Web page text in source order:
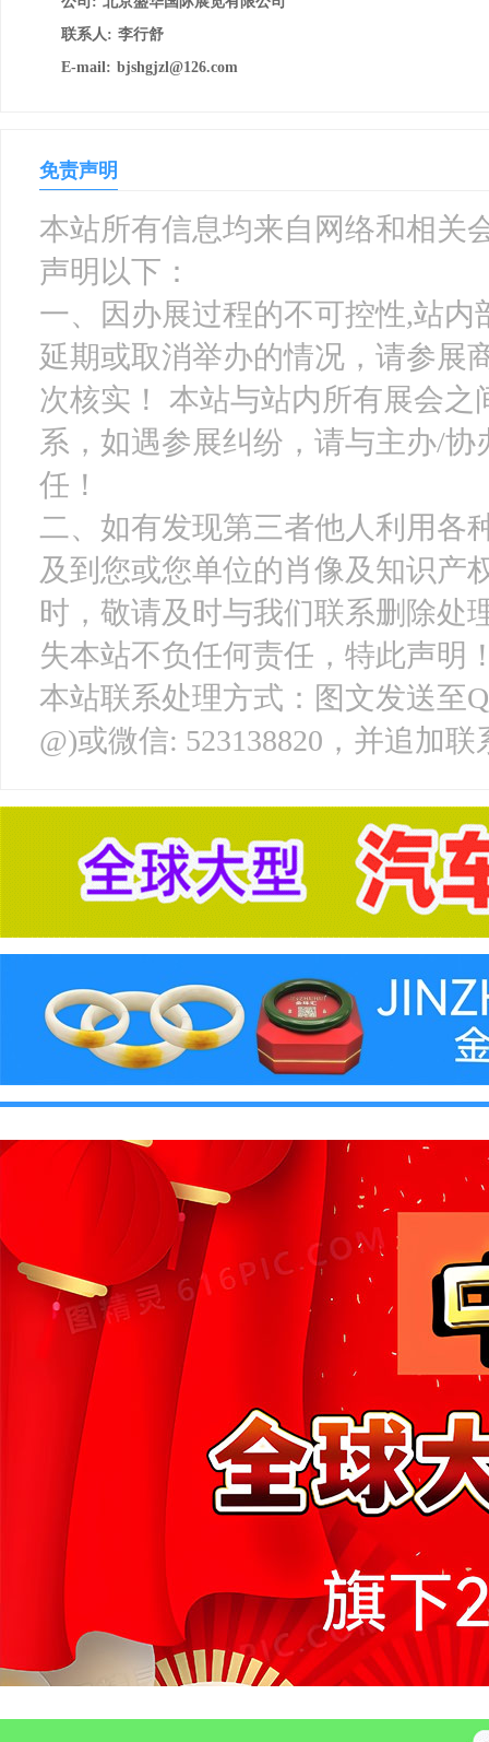
联系人: 李行舒
E-mail: bjshgjzl@126.com
免责声明
本站所有信息均来自网络和相关
声明以下：
一、因办展过程的不可控性,站
延期或取消举办的情况，请参展
次核实！ 本站与站内所有展会
系，如遇参展纠纷，请与主办/
任！
二、如有发现第三者他人利用各
及到您或您单位的肖像及知识产
时，敬请及时与我们联系删除处
失本站不负任何责任，特此声明
本站联系处理方式：图文发送至
@)或微信: 523138820，并追加